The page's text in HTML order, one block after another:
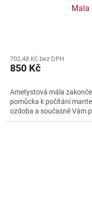
Mala
702,48 Kč bez DPH
850 Kč
Ametystová mála
pomůcka k počítání
ozdoba a současně Vám